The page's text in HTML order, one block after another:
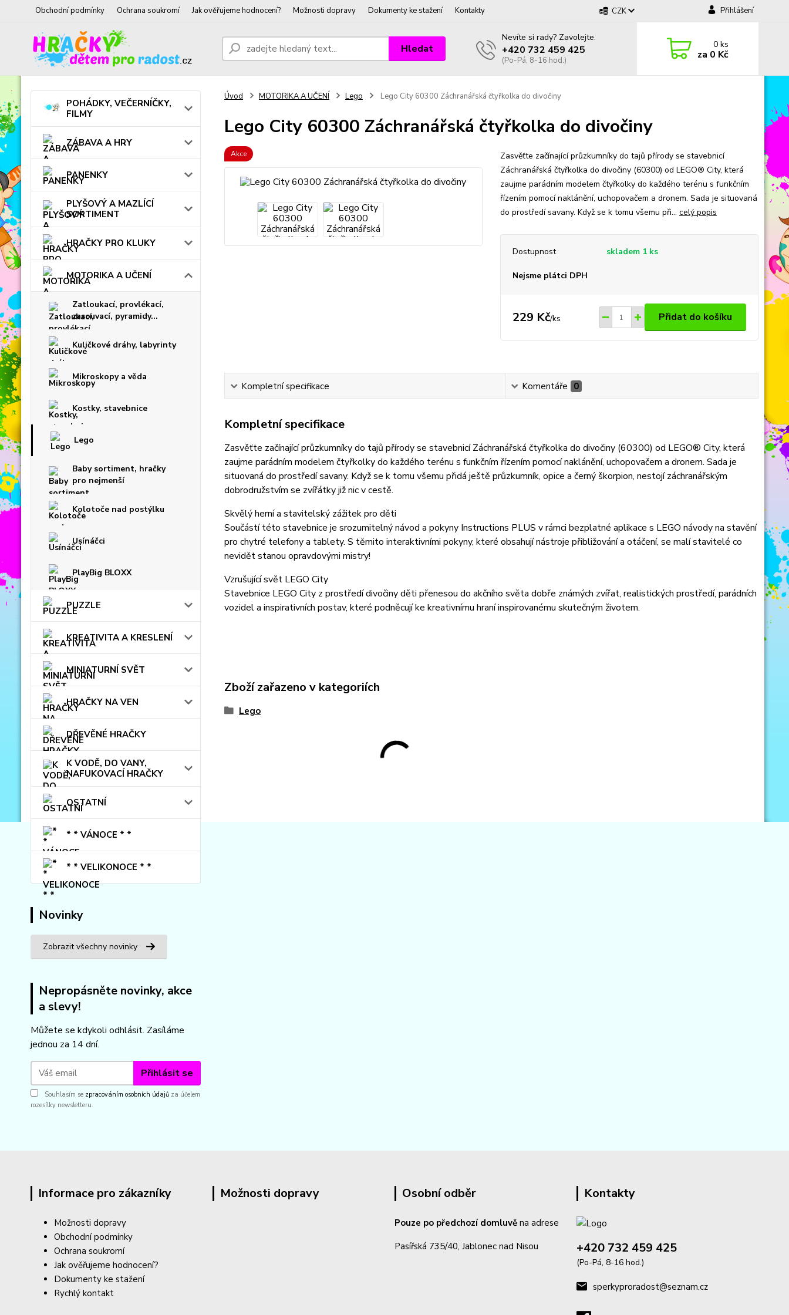
Obchodní podmínky Ochrana soukromí Jak ověřujeme hodnocení? Možnosti dopravy Dokumenty ke stažení Kontakty CZK Přihlášení
Hledat
Nevíte si rady? Zavolejte.
+420 732 459 425
(Po-Pá, 8-16 hod.)
0ks
za 0 Kč
POHÁDKY, VEČERNÍČKY,
FILMY
ZÁBAVA A HRY
PANENKY
PLYŠOVÝ A MAZLÍCÍ
SORTIMENT
HRAČKY PRO KLUKY
MOTORIKA A UČENÍ
Zatloukací, provlékací,
zasouvací, pyramidy...
Kuličkové dráhy, labyrinty
Mikroskopy a věda
Kostky, stavebnice
Lego
Baby sortiment, hračky
pro nejmenší
Kolotoče nad postýlku
Usínáčci
PlayBig BLOXX
PUZZLE
KREATIVITA A KRESLENÍ
MINIATURNÍ SVĚT
HRAČKY NA VEN
DŘEVĚNÉ HRAČKY
K VODĚ, DO VANY,
NAFUKOVACÍ HRAČKY
OSTATNÍ
* * VÁNOCE * *
* * VELIKONOCE * *
Novinky
Zobrazit všechny novinky
Nepropásněte novinky, akce
a slevy!
Můžete se kdykoli odhlásit. Zasíláme
jednou za 14 dní.
Přihlásit se
Souhlasím se zpracováním osobních údajů za účelem
rozesílky newsletteru.
Úvod MOTORIKA A UČENÍ Lego Lego City 60300 Záchranářská čtyřkolka do divočiny
Lego City 60300 Záchranářská čtyřkolka do divočiny
Akce
Zasvěťte začínající průzkumníky do tajů přírody se stavebnicí
Záchranářská čtyřkolka do divočiny (60300) od LEGO® City, která
zaujme parádním modelem čtyřkolky do každého terénu s funkčním
řízením pomocí naklánění, uchopovačem a dronem. Sada je situovaná
do prostředí savany. Když se k tomu všemu při... celý popis
Dostupnost skladem 1 ks
Nejsme plátci DPH
229 Kč/ks Přidat do košíku
Kompletní specifikace Komentáře 0
Kompletní specifikace
Zasvěťte začínající průzkumníky do tajů přírody se stavebnicí Záchranářská čtyřkolka do divočiny (60300) od LEGO® City, která
zaujme parádním modelem čtyřkolky do každého terénu s funkčním řízením pomocí naklánění, uchopovačem a dronem. Sada je
situovaná do prostředí savany. Když se k tomu všemu přidá ještě průzkumník, opice a černý škorpion, nestojí záchranářským
dobrodružstvím se zvířátky již nic v cestě.
Skvělý herní a stavitelský zážitek pro děti
Součástí této stavebnice je srozumitelný návod a pokyny Instructions PLUS v rámci bezplatné aplikace s LEGO návody na stavění
pro chytré telefony a tablety. S těmito interaktivními pokyny, které obsahují nástroje přibližování a otáčení, se malí stavitelé co
nevidět stanou opravdovými mistry!
Vzrušující svět LEGO City
Stavebnice LEGO City z prostředí divočiny děti přenesou do akčního světa dobře známých zvířat, realistických prostředí, parádních
vozidel a inspirativních postav, které podněcují ke kreativnímu hraní inspirovanému skutečným životem.
Zboží zařazeno v kategoriích
Lego
Informace pro zákazníky
Možnosti dopravy
Obchodní podmínky
Ochrana soukromí
Jak ověřujeme hodnocení?
Dokumenty ke stažení
Rychlý kontakt
Možnosti dopravy Osobní odběr
Pouze po předchozí domluvě na adrese
Pasířská 735/40, Jablonec nad Nisou
Kontakty
+420 732 459 425
(Po-Pá, 8-16 hod.)
sperkyproradost@seznam.cz